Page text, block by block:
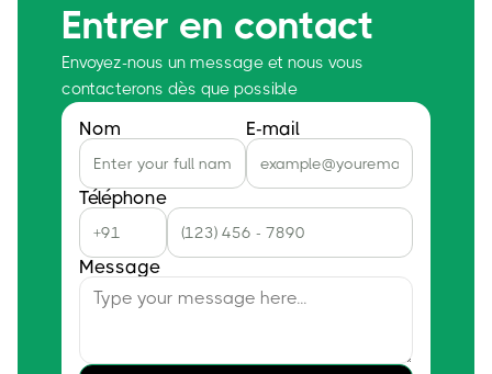
Entrer en contact
Envoyez-nous un message et nous vous
contacterons dès que possible
Nom E-mail
Téléphone
Message